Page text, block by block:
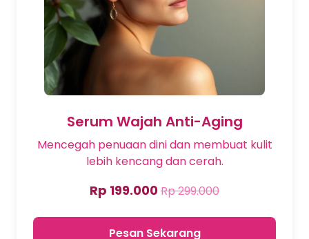
Serum Wajah Anti-Aging
Mencegah penuaan dini dan membuat kulit
lebih kencang dan cerah.
Rp 199.000Rp 299.000
Pesan Sekarang